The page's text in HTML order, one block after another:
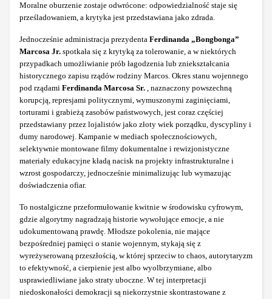
Moralne oburzenie zostaje odwrócone: odpowiedzialność staje się
prześladowaniem, a krytyka jest przedstawiana jako zdrada.
Jednocześnie administracja prezydenta Ferdinanda „Bongbonga”
Marcosa Jr. spotkała się z krytyką za tolerowanie, a w niektórych
przypadkach umożliwianie prób łagodzenia lub zniekształcania
historycznego zapisu rządów rodziny Marcos. Okres stanu wojennego
pod rządami Ferdinanda Marcosa Sr. , naznaczony powszechną
korupcją, represjami politycznymi, wymuszonymi zaginięciami,
torturami i grabieżą zasobów państwowych, jest coraz częściej
przedstawiany przez lojalistów jako złoty wiek porządku, dyscypliny i
dumy narodowej. Kampanie w mediach społecznościowych,
selektywnie montowane filmy dokumentalne i rewizjonistyczne
materiały edukacyjne kładą nacisk na projekty infrastrukturalne i
wzrost gospodarczy, jednocześnie minimalizując lub wymazując
doświadczenia ofiar.
To nostalgiczne przeformułowanie kwitnie w środowisku cyfrowym,
gdzie algorytmy nagradzają historie wywołujące emocje, a nie
udokumentowaną prawdę. Młodsze pokolenia, nie mające
bezpośredniej pamięci o stanie wojennym, stykają się z
wyreżyserowaną przeszłością, w której sprzeciw to chaos, autorytaryzm
to efektywność, a cierpienie jest albo wyolbrzymiane, albo
usprawiedliwiane jako straty uboczne. W tej interpretacji
niedoskonałości demokracji są niekorzystnie skontrastowane z